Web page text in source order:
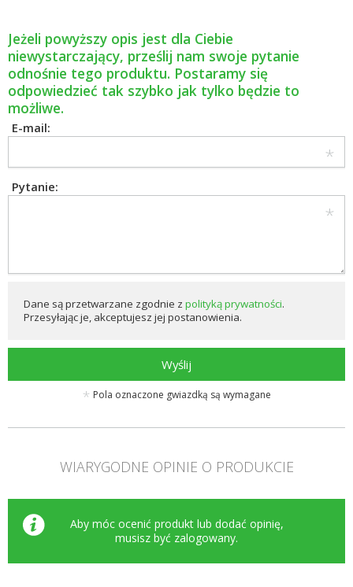
Jeżeli powyższy opis jest dla Ciebie
niewystarczający, prześlij nam swoje pytanie
odnośnie tego produktu. Postaramy się
odpowiedzieć tak szybko jak tylko będzie to
możliwe.
E-mail:
Pytanie:
Dane są przetwarzane zgodnie z polityką prywatności.
Przesyłając je, akceptujesz jej postanowienia.
Wyślij
Pola oznaczone gwiazdką są wymagane
WIARYGODNE OPINIE O PRODUKCIE
Aby móc ocenić produkt lub dodać opinię,
musisz być zalogowany.